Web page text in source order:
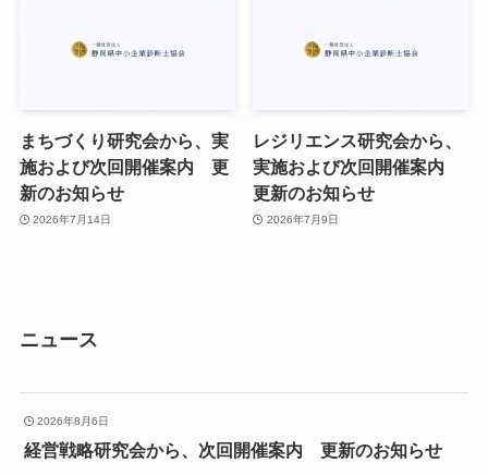
まちづくり研究会から、実
施および次回開催案内 更
新のお知らせ
2026年7月14日
レジリエンス研究会から、
実施および次回開催案内
更新のお知らせ
2026年7月9日
ニュース
2026年8月6日
経営戦略研究会から、次回開催案内 更新のお知らせ